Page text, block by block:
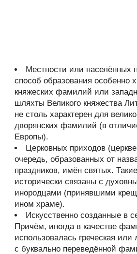
Местности или населённых
способ образования особенно
княжеских фамилий или
шляхты Великого княжества
не столь характерен для
дворянских фамилий (в
Европы).
Церковных приходов
очередь, образованных от
праздников, имён святых.
исторически связаны с
инородцами (принявшими
ином храме).
Искусственно созданные в
Причём, иногда в качестве
использовалась греческая или
с буквально переведённой